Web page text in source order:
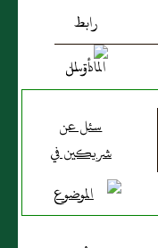
سئل عن
شريكين في